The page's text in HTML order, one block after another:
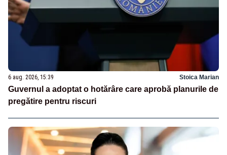
6 aug. 2026, 15:39 Stoica Marian
Guvernul a adoptat o hotărâre care aprobă planurile de
pregătire pentru riscuri